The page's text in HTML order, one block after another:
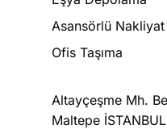
Asansörlü Nakliyat
Ofis Taşıma
Altayçeşme Mh.
Maltepe İSTANBUL